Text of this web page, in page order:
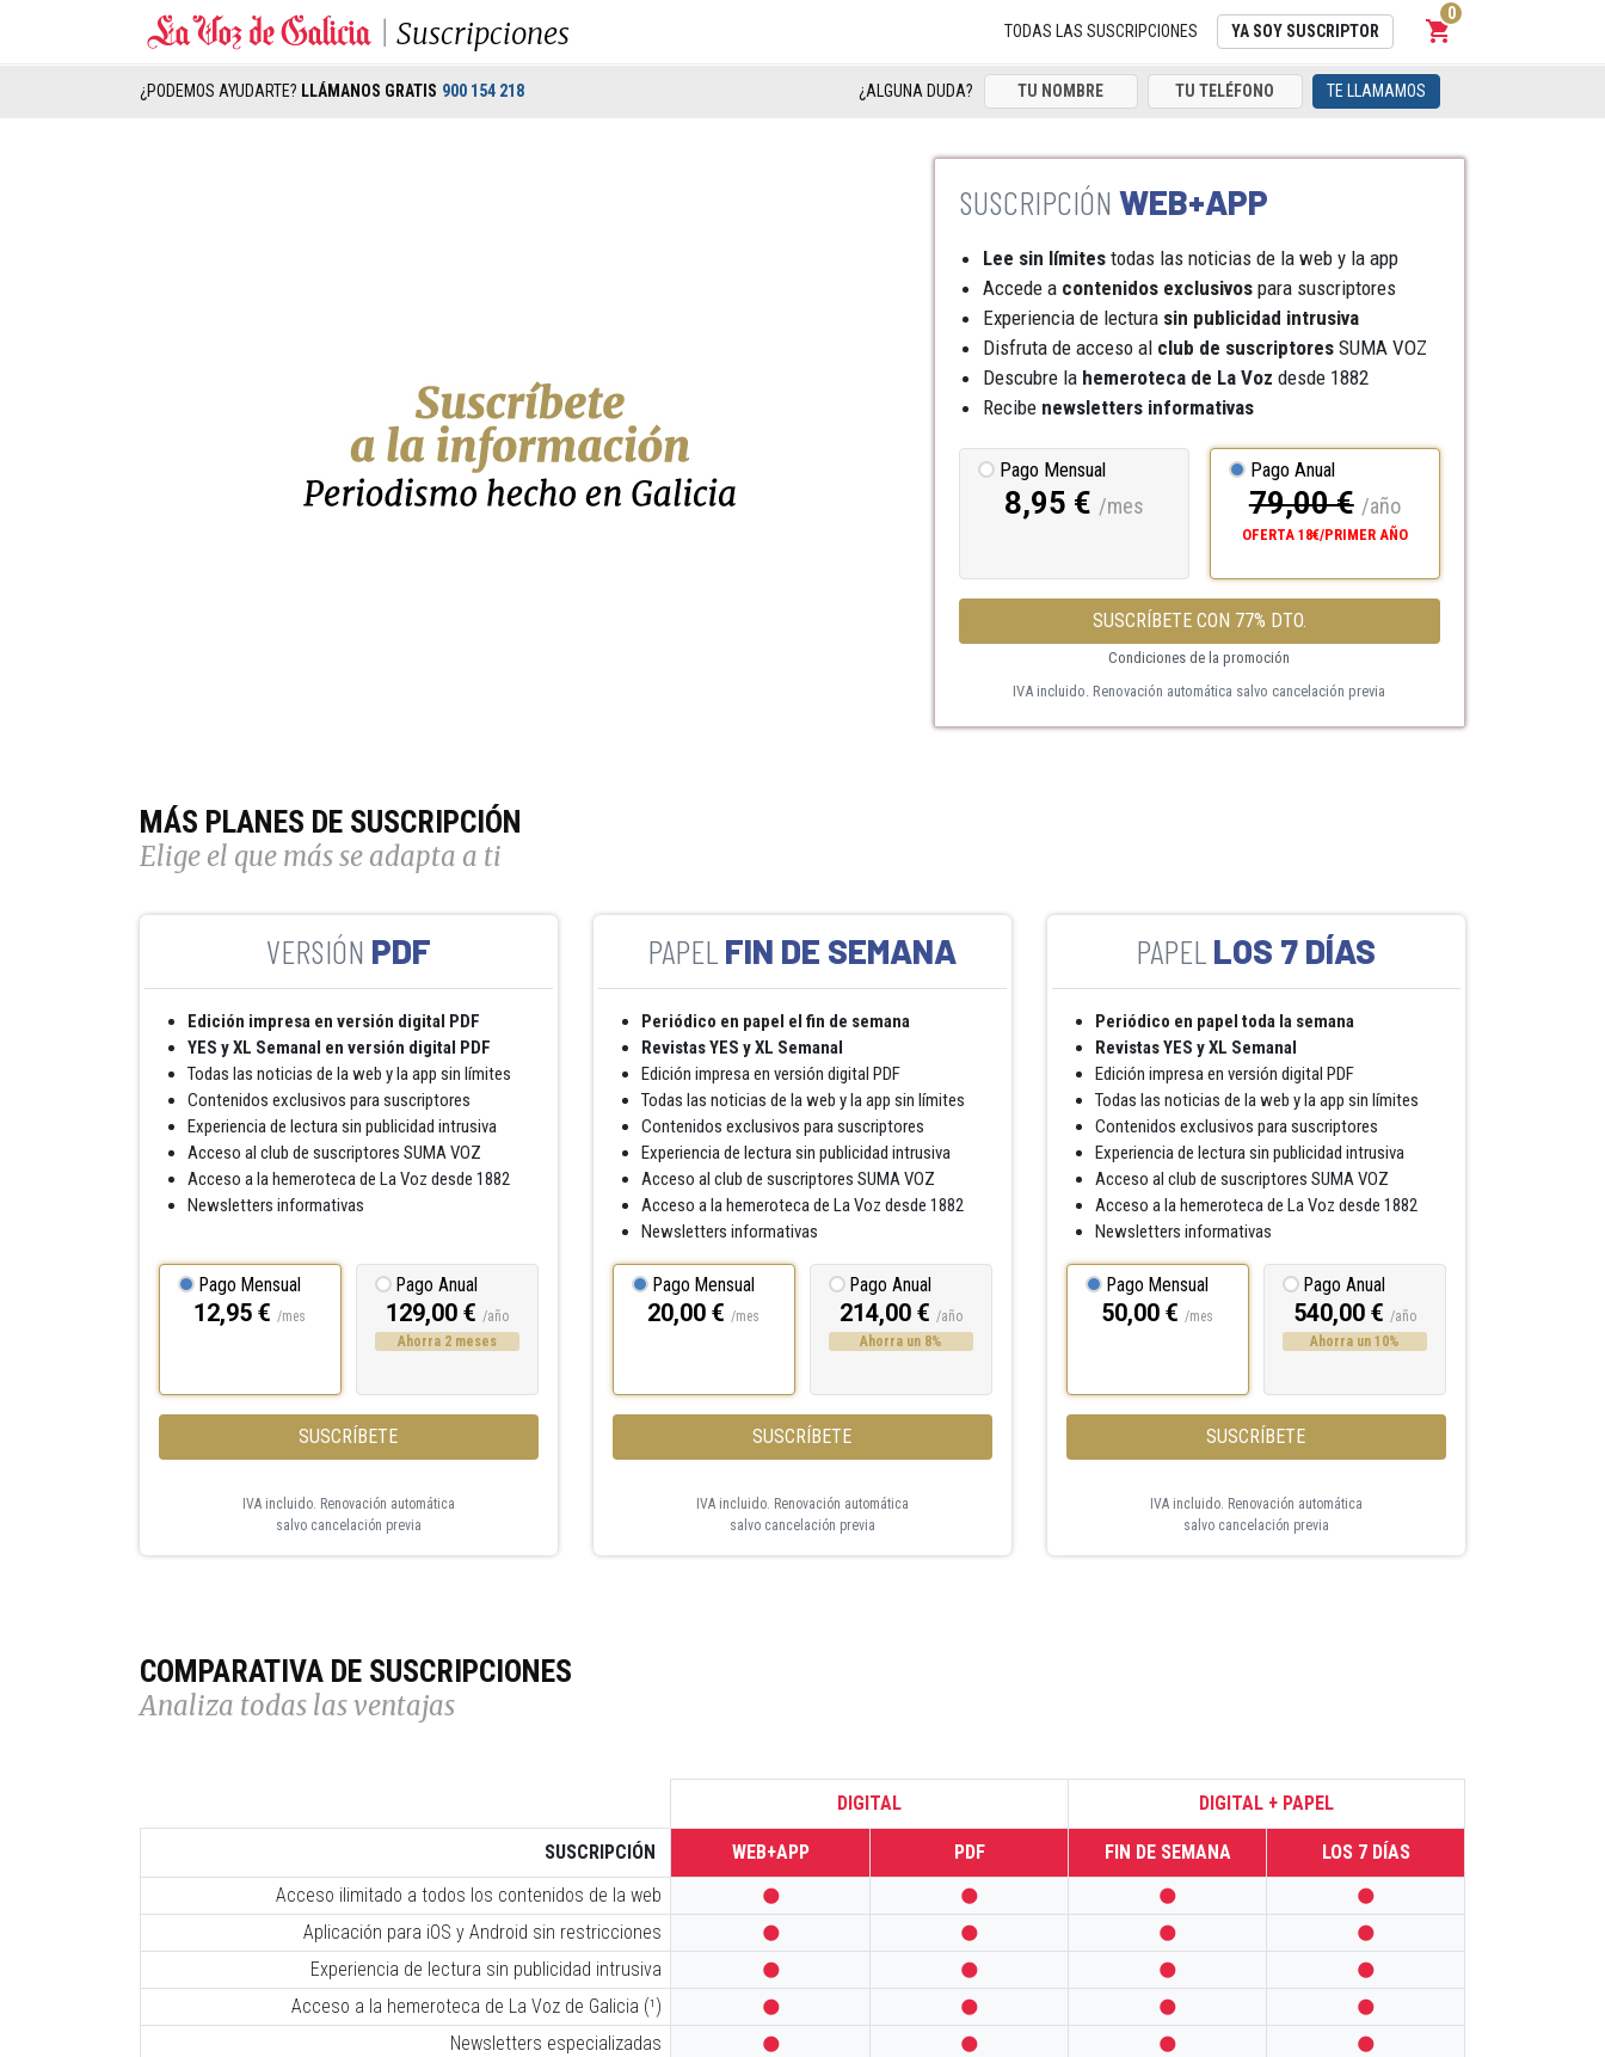
Suscripciones TODAS LAS SUSCRIPCIONES YA SOY SUSCRIPTOR shopping_cart
Carrito
0
¿PODEMOS AYUDARTE? LLÁMANOS GRATIS 900 154 218 ¿ALGUNA DUDA? TE LLAMAMOS
WEB+APP
Lee sin límitestodas las noticias de la web y la app
Accede acontenidos exclusivospara suscriptores
Experiencia de lecturasin publicidad intrusiva
Disfruta de acceso alclub de suscriptoresSUMA VOZ
Descubre lahemerotecade La Voz desde 1882
Recibe newsletters informativas
Pago Mensual
8,95 € /mes
Pago Anual
79,00 € /año
OFERTA 18€/PRIMER AÑO
SUSCRÍBETE CON 77% DTO.
Condiciones de la promoción
IVA incluido. Renovación automática salvo cancelación previa
MÁS PLANES DE SUSCRIPCIÓN
Elige el que más se adapta a ti
PDF
Edición impresa en versión digital PDF
YES y XL Semanal en versión digital PDF
Todas las noticias de la web y la app sin límites
Contenidos exclusivos para suscriptores
Experiencia de lectura sin publicidad intrusiva
Acceso al club de suscriptores SUMA VOZ
Acceso a la hemeroteca de La Voz desde 1882
Newsletters informativas
Pago Mensual
12,95 €/mes
Pago Anual
129,00 €/año
Ahorra 2 meses
SUSCRÍBETE
IVA incluido. Renovación automática
salvo cancelación previa
FIN DE SEMANA
Periódico en papel el fin de semana
Revistas YES y XL Semanal
Edición impresa en versión digital PDF
Todas las noticias de la web y la app sin límites
Contenidos exclusivos para suscriptores
Experiencia de lectura sin publicidad intrusiva
Acceso al club de suscriptores SUMA VOZ
Acceso a la hemeroteca de La Voz desde 1882
Newsletters informativas
Pago Mensual
20,00 €/mes
Pago Anual
214,00 €/año
Ahorra un 8%
SUSCRÍBETE
IVA incluido. Renovación automática
salvo cancelación previa
LOS 7 DÍAS
Periódico en papel toda la semana
Revistas YES y XL Semanal
Edición impresa en versión digital PDF
Todas las noticias de la web y la app sin límites
Contenidos exclusivos para suscriptores
Experiencia de lectura sin publicidad intrusiva
Acceso al club de suscriptores SUMA VOZ
Acceso a la hemeroteca de La Voz desde 1882
Newsletters informativas
Pago Mensual
50,00 €/mes
Pago Anual
540,00 €/año
Ahorra un 10%
SUSCRÍBETE
IVA incluido. Renovación automática
salvo cancelación previa
COMPARATIVA DE SUSCRIPCIONES
Analiza todas las ventajas
DIGITAL DIGITAL + PAPEL
SUSCRIPCIÓN WEB+APP PDF FIN DE SEMANA
LOS 7 DÍAS
Acceso ilimitado a todos los contenidos de la web
   
Aplicación para iOS y Android sin restricciones    
Experiencia de lectura sin publicidad intrusiva    
Acceso a la hemeroteca de La Voz de Galicia (¹)    
Newsletters especializadas    